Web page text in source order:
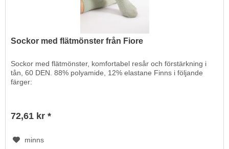
Sockor med flätmönster från Fiore
Sockor med flätmönster, komfortabel resår och förstärkning i
tån, 60 DEN. 88% polyamide, 12% elastane Finns i följande
färger:
72,61 kr *
minns